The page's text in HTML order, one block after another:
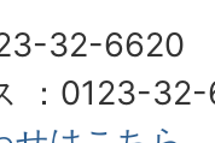
32-6620
：0123-